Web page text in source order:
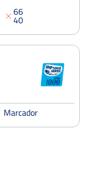
Pepe
6
4
6
0
Marcador